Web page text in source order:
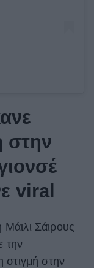
στην
viral
Σάιρους
την
στιγμή στην